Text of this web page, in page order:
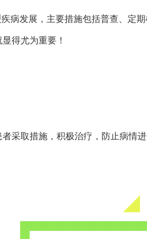
病发展，主要措施包括普查、定
得尤为重要！
采取措施，积极治疗，防止病情